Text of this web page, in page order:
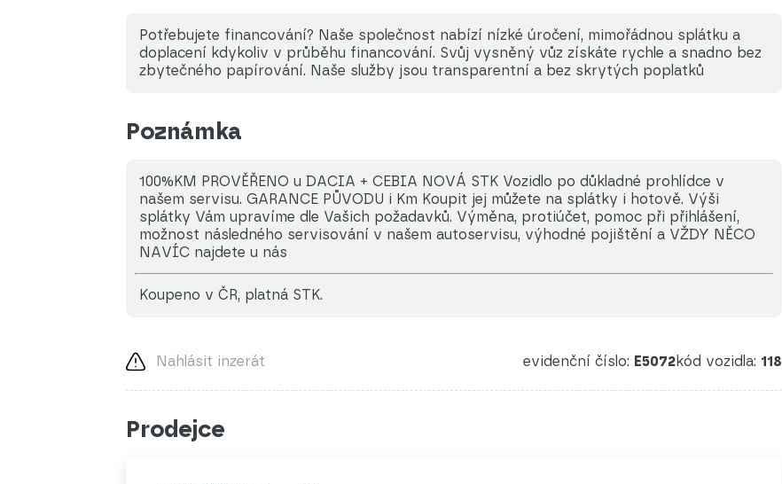
Potřebujete financování? Naše společnost nabízí nízké úročení, mimořádnou splátku a
doplacení kdykoliv v průběhu financování. Svůj vysněný vůz získáte rychle a snadno bez
zbytečného papírování. Naše služby jsou transparentní a bez skrytých poplatků
Poznámka
100%KM PROVĚŘENO u DACIA + CEBIA NOVÁ STK Vozidlo po důkladné prohlídce v
našem servisu. GARANCE PŮVODU i Km Koupit jej můžete na splátky i hotově. Výši
splátky Vám upravíme dle Vašich požadavků. Výměna, protiúčet, pomoc při přihlášení,
možnost následného servisování v našem autoservisu, výhodné pojištění a VŽDY NĚCO
NAVÍC najdete u nás
koupeno v ČR, platná STK.
evidenční číslo: E5072kód vozidla: 118
Nahlásit inzerát
Prodejce